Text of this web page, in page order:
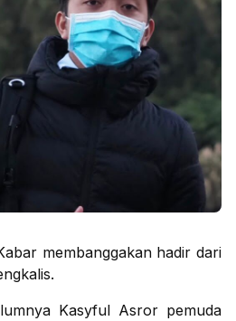
membanggakan hadir dari
Kasyful Asror pemuda